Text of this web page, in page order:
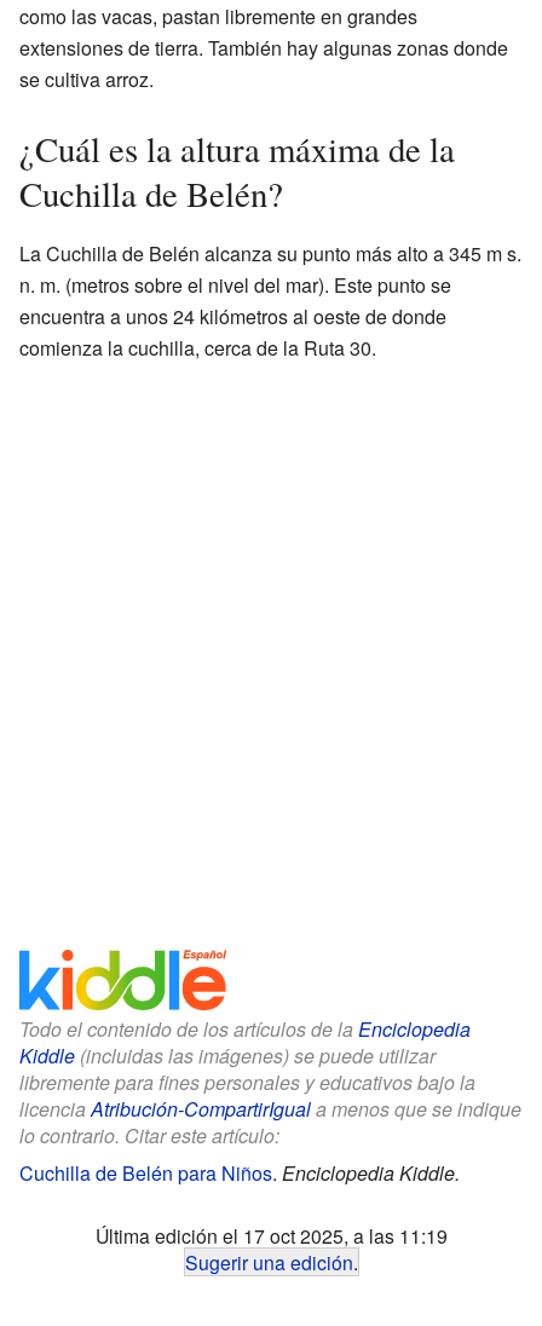
como las vacas, pastan libremente en grandes
extensiones de tierra. También hay algunas zonas donde
se cultiva arroz.
¿Cuál es la altura máxima de la
Cuchilla de Belén?
La Cuchilla de Belén alcanza su punto más alto a 345 m s.
n. m. (metros sobre el nivel del mar). Este punto se
encuentra a unos 24 kilómetros al oeste de donde
comienza la cuchilla, cerca de la Ruta 30.
Todo el contenido de los artículos de la Enciclopedia
Kiddle (incluidas las imágenes) se puede utilizar
libremente para fines personales y educativos bajo la
licenciaAtribución-CompartirIguala menos que se indique
lo contrario. Citar este artículo:
Cuchilla de Belén para Niños. Enciclopedia Kiddle.
Última edición el 17 oct 2025, a las 11:19
Sugerir una edición.